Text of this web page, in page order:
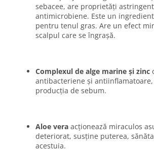
sebacee, are proprietăți
antimicrobiene. Este un
pentru tenul gras. Are un efect
scalpul care se îngrașă.
Complexul de alge marine și zinc
antibacteriene și
producția de sebum.
Aloe vera acționează miraculos
deteriorat, susține puterea,
acestuia.